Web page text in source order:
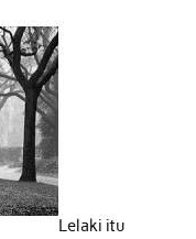
Lelaki itu